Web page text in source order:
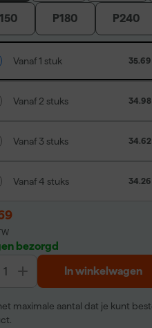
P180 P240
Vanaf 1 stuk 35.69
Vanaf 2 stuks 34.98
Vanaf 3 stuks 34.62
Vanaf 4 stuks 34.26
bezorgd
In winkelwagen
maximale aantal dat je kunt